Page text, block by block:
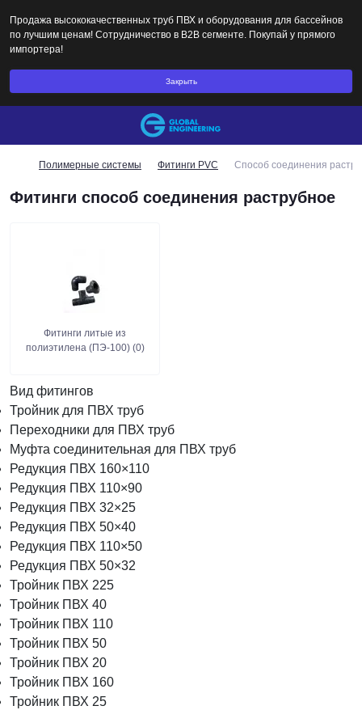
Продажа высококачественных труб ПВХ и оборудования для бассейнов
по лучшим ценам! Сотрудничество в B2B сегменте. Покупай у прямого
импортера!
Закрыть
Полимерные системы Фитинги PVC Способ соединения
Фитинги способ соединения раструбное
Фитинги литые из
полиэтилена (ПЭ-100) (0)
Вид фитингов
Тройник для ПВХ труб
Переходники для ПВХ труб
Муфта соединительная для ПВХ труб
Редукция ПВХ 160×110
Редукция ПВХ 110×90
Редукция ПВХ 32×25
Редукция ПВХ 50×40
Редукция ПВХ 110×50
Редукция ПВХ 50×32
Тройник ПВХ 225
Тройник ПВХ 40
Тройник ПВХ 110
Тройник ПВХ 50
Тройник ПВХ 20
Тройник ПВХ 160
Тройник ПВХ 25